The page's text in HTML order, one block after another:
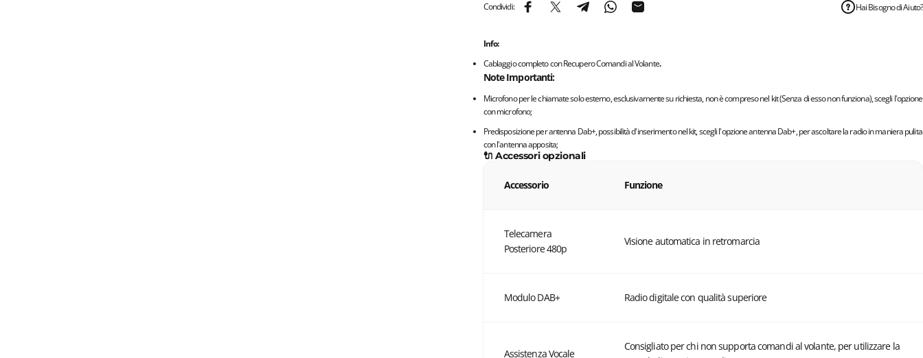
Condividi: Condividi su Facebook
Condividi su XCondividi su Telegram
Condividi su WhatsApp
Condivide via e-mail Hai Bisogno di Aiuto?
Info:
Cablaggio completo con Recupero Comandi al Volante.
Note Importanti:
Microfono per le chiamate solo esterno, esclusivamente su richiesta, non è compreso nel kit (Senza di esso non funziona), scegli l'opzione
con microfono;
Predisposizione per antenna Dab+, possibilità d'inserimento nel kit, scegli l'opzione antenna Dab+, per ascoltare la radio in maniera pulita
con l'antenna apposita;
🔌 Accessori opzionali
Accessorio Funzione
Telecamera
Posteriore 480p
Visione automatica in retromarcia
Modulo DAB+ Radio digitale con qualità superiore
Assistenza Vocale
Consigliato per chi non supporta comandi al volante, per utilizzare la